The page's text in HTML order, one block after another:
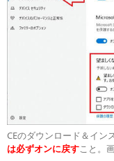
CEのダウンロード＆イン
は必ずオンに戻すこと。